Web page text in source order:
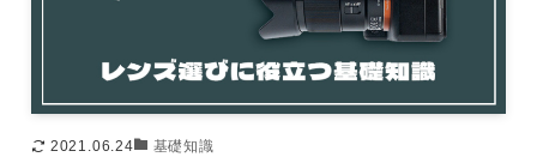
2021.06.24 基礎知識